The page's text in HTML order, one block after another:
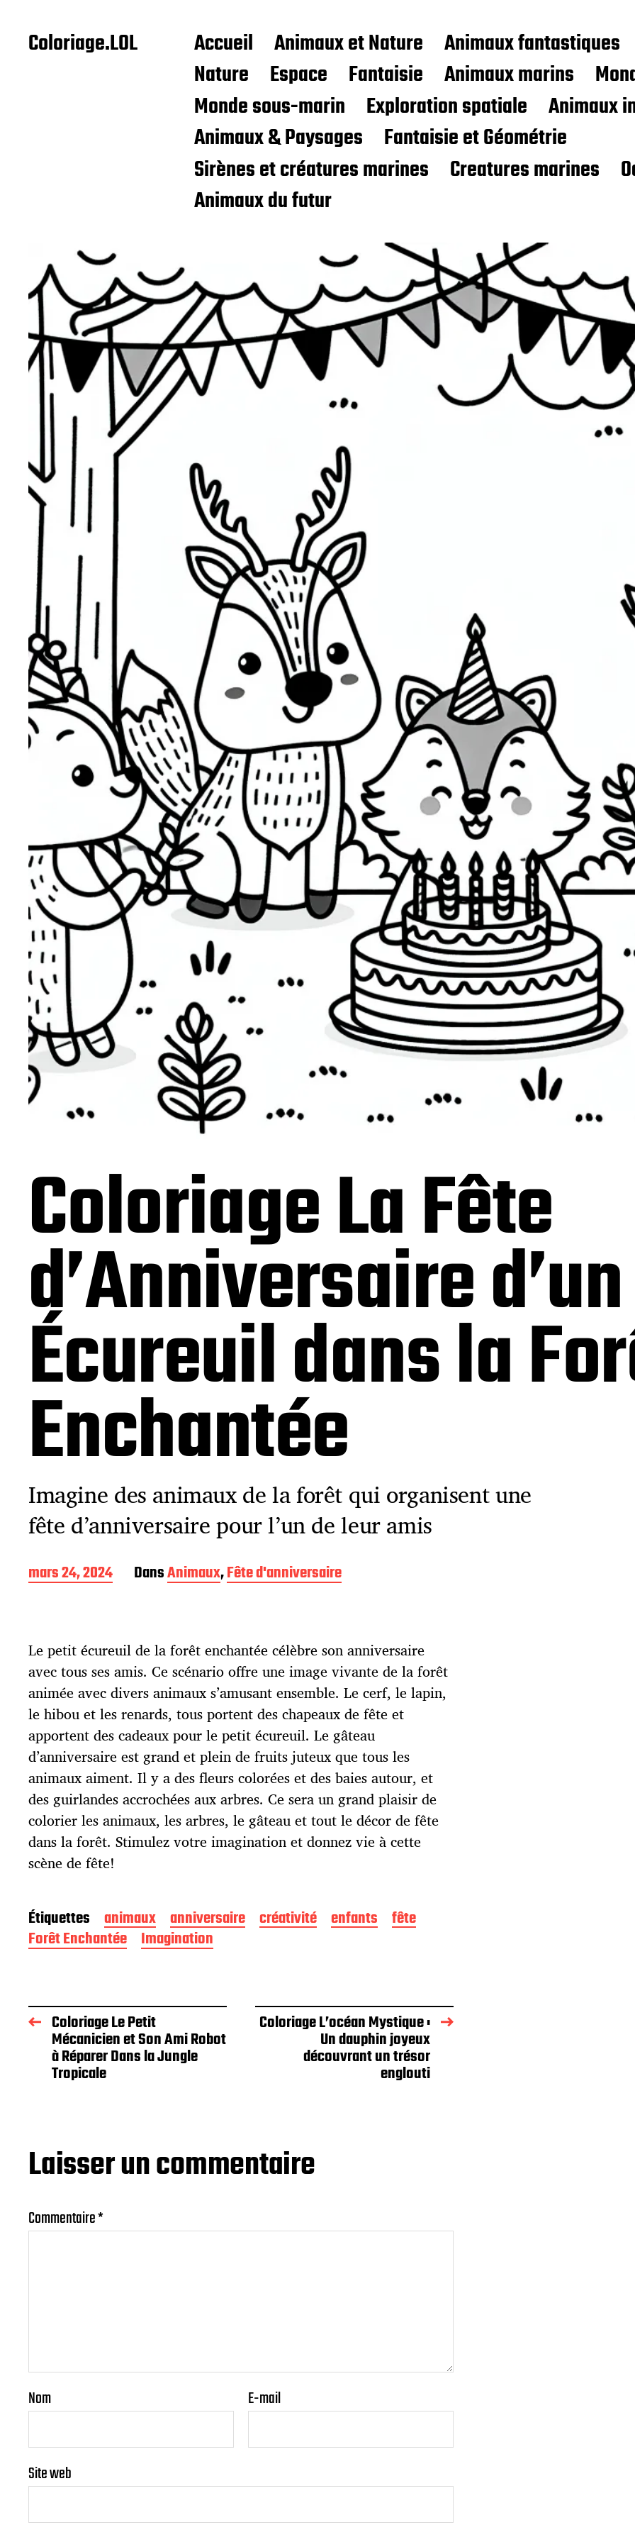
Coloriage.LOL Accueil Animaux et Nature Animaux fantastiques
Nature
Espace Fantaisie Animaux marins
Monde sous-marin
Exploration spatiale
Animaux
Animaux & Paysages
Fantaisie et Géométrie
Sirènes et créatures marines
Creatures marines
Animaux du futur
Coloriage La Fête
d’Anniversaire
Écureuil dans la
Enchantée
Imagine des animaux de la forêt qui organisent une
fête d’anniversaire pour l’un de leur amis
D
a
e
p
u
b
l
i
c
a
t
i
o
n
mars 24, 2024 DansAnimaux,Fête d'anniversaire
Le petit écureuil de la forêt enchantée célèbre son anniversaire
avec tous ses amis. Ce scénario offre une image vivante de la forêt
animée avec divers animaux s’amusant ensemble. Le cerf, le lapin,
le hibou et les renards, tous portent des chapeaux de fête et
apportent des cadeaux pour le petit écureuil. Le gâteau
d’anniversaire est grand et plein de fruits juteux que tous les
animaux aiment. Il y a des fleurs colorées et des baies autour, et
des guirlandes accrochées aux arbres. Ce sera un grand plaisir de
colorier les animaux, les arbres, le gâteau et tout le décor de fête
dans la forêt. Stimulez votre imagination et donnez vie à cette
scène de fête!
Étiquettes animaux anniversaire créativité enfants
fête
Forêt Enchantée
Imagination
Coloriage Le Petit
Mécanicien et Son Ami Robot
à Réparer Dans la Jungle
Tropicale
Coloriage L’océan Mystique :
Un dauphin joyeux
découvrant un trésor
englouti
Laisser un commentaire
Commentaire*
Nom E-mail
Site web